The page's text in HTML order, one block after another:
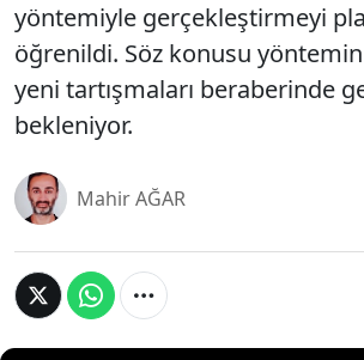
yöntemiyle gerçekleştirmeyi
öğrenildi. Söz konusu
yeni tartışmaları beraberinde
bekleniyor.
Mahir AĞAR